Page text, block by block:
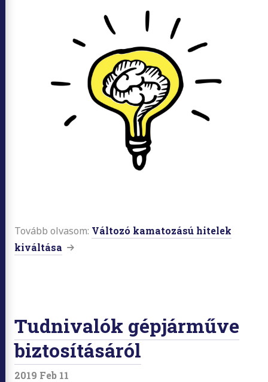
Tovább olvasom: Változó kamatozású hitelek
kiváltása
Tudnivalók gépjárműve
biztosításáról
2019 Feb 11